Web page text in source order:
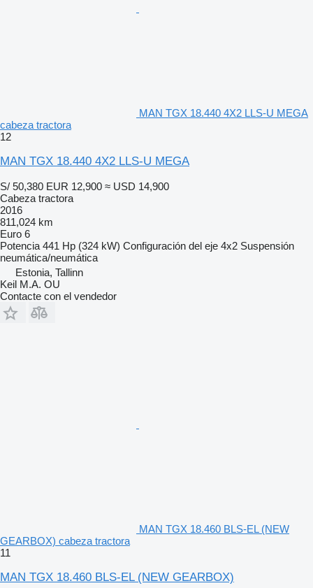
MAN TGX 18.440 4X2 LLS-U MEGA
cabeza tractora
12
MAN TGX 18.440 4X2 LLS-U MEGA
S/ 50,380 EUR 12,900 ≈ USD 14,900
Cabeza tractora
2016
811,024 km
Euro 6
Potencia 441 Hp (324 kW) Configuración del eje 4x2 Suspensión
neumática/neumática
Estonia, Tallinn
Keil M.A. OU
Contacte con el vendedor
MAN TGX 18.460 BLS-EL (NEW
GEARBOX) cabeza tractora
11
MAN TGX 18.460 BLS-EL (NEW GEARBOX)